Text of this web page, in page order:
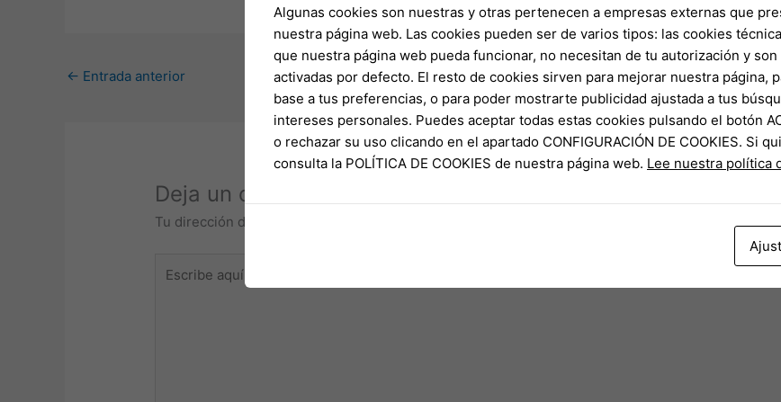
← Entrada anterior
Deja un comentario
Tu dirección de correo electrónico no será publicada. Los campos obligatorios están marcados
aquí...
Algunas cookies son nuestras y otras pertenecen a empresas externas que
nuestra página web. Las cookies pueden ser de varios tipos: las cookies
que nuestra página web pueda funcionar, no necesitan de tu autorización y
activadas por defecto. El resto de cookies sirven para mejorar nuestra página,
base a tus preferencias, o para poder mostrarte publicidad ajustada a tus
intereses personales. Puedes aceptar todas estas cookies pulsando el botón
o rechazar su uso clicando en el apartado CONFIGURACIÓN DE COOKIES. Si
consulta la POLÍTICA DE COOKIES de nuestra página web. Lee nuestra política